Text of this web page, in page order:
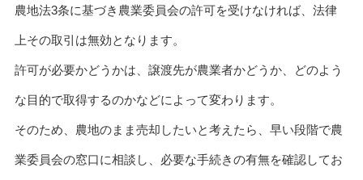
農地法3条に基づき農業委員会の許可を受けなければ、法律
上その取引は無効となります。
許可が必要かどうかは、譲渡先が農業者かどうか、どのよう
な目的で取得するのかなどによって変わります。
そのため、農地のまま売却したいと考えたら、早い段階で農
業委員会の窓口に相談し、必要な手続きの有無を確認してお